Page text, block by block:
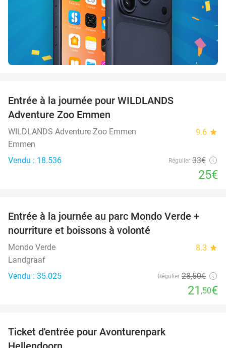
Entrée à la journée pour WILDLANDS
Adventure Zoo Emmen
WILDLANDS Adventure Zoo Emmen 9.6 star
Emmen
Vendu : 18.536
Régulier 33€
25€
25%
Entrée à la journée au parc Mondo Verde +
nourriture et boissons à volonté
Mondo Verde 8.3 star
Landgraaf
Vendu : 35.025
Régulier 28,50€
21 ,50€
Ticket d'entrée pour Avonturenpark